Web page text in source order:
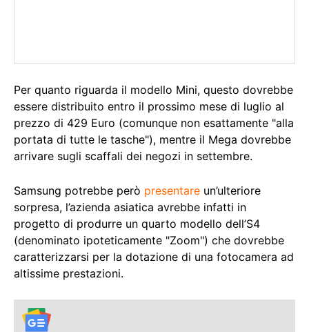
Per quanto riguarda il modello Mini, questo dovrebbe
essere distribuito entro il prossimo mese di luglio al
prezzo di 429 Euro (comunque non esattamente "alla
portata di tutte le tasche"), mentre il Mega dovrebbe
arrivare sugli scaffali dei negozi in settembre.
Samsung potrebbe però presentare un’ulteriore
sorpresa, l’azienda asiatica avrebbe infatti in
progetto di produrre un quarto modello dell’S4
(denominato ipoteticamente "Zoom") che dovrebbe
caratterizzarsi per la dotazione di una fotocamera ad
altissime prestazioni.